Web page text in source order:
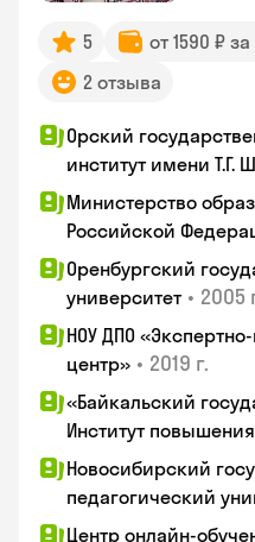
5 от 1590 ₽
2 отзыва
Орский
институт имени Т.Г.
Министерство
Российской
Оренбургский
университет • 2005
НОУ ДПО
центр» • 2019 г.
«Байкальский
Институт
Новосибирский
педагогический
Центр онлайн-